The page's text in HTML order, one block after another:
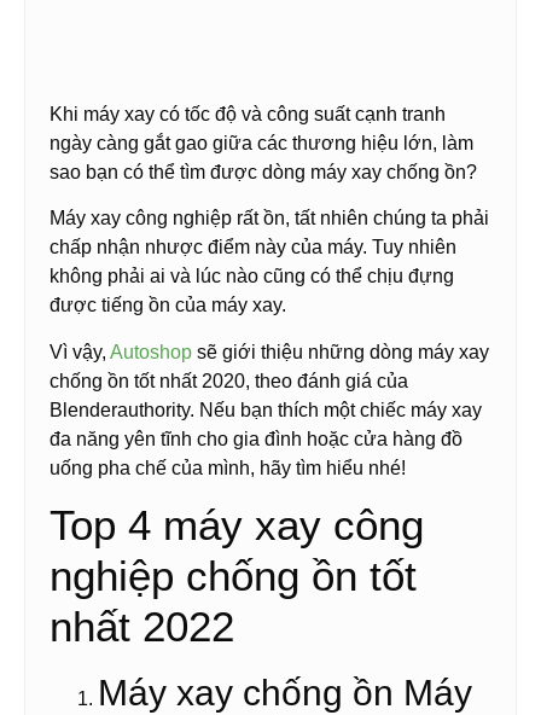
Khi máy xay có tốc độ và công suất cạnh tranh
ngày càng gắt gao giữa các thương hiệu lớn, làm
sao bạn có thể tìm được dòng máy xay chống ồn?
Máy xay công nghiệp rất ồn, tất nhiên chúng ta phải
chấp nhận nhược điểm này của máy. Tuy nhiên
không phải ai và lúc nào cũng có thể chịu đựng
được tiếng ồn của máy xay.
Vì vậy, Autoshop sẽ giới thiệu những dòng máy xay
chống ồn tốt nhất 2020, theo đánh giá của
Blenderauthority. Nếu bạn thích một chiếc máy xay
đa năng yên tĩnh cho gia đình hoặc cửa hàng đồ
uống pha chế của mình, hãy tìm hiểu nhé!
Top 4 máy xay công
nghiệp chống ồn tốt
nhất 2022
Máy xay chống ồn Máy